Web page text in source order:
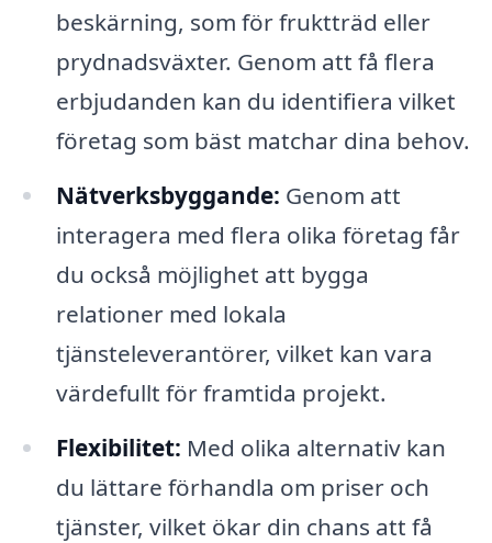
beskärning, som för fruktträd eller
prydnadsväxter. Genom att få flera
erbjudanden kan du identifiera vilket
företag som bäst matchar dina behov.
Nätverksbyggande: Genom att
interagera med flera olika företag får
du också möjlighet att bygga
relationer med lokala
tjänsteleverantörer, vilket kan vara
värdefullt för framtida projekt.
Flexibilitet: Med olika alternativ kan
du lättare förhandla om priser och
tjänster, vilket ökar din chans att få